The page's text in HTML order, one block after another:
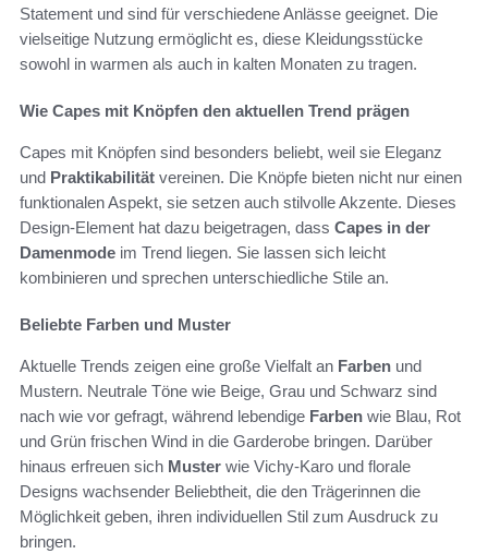
Statement und sind für verschiedene Anlässe geeignet. Die
vielseitige Nutzung ermöglicht es, diese Kleidungsstücke
sowohl in warmen als auch in kalten Monaten zu tragen.
Wie Capes mit Knöpfen den aktuellen Trend prägen
Capes mit Knöpfen sind besonders beliebt, weil sie Eleganz
und Praktikabilität vereinen. Die Knöpfe bieten nicht nur einen
funktionalen Aspekt, sie setzen auch stilvolle Akzente. Dieses
Design-Element hat dazu beigetragen, dass Capes in der
Damenmode im Trend liegen. Sie lassen sich leicht
kombinieren und sprechen unterschiedliche Stile an.
Beliebte Farben und Muster
Aktuelle Trends zeigen eine große Vielfalt an Farben und
Mustern. Neutrale Töne wie Beige, Grau und Schwarz sind
nach wie vor gefragt, während lebendige Farben wie Blau, Rot
und Grün frischen Wind in die Garderobe bringen. Darüber
hinaus erfreuen sich Muster wie Vichy-Karo und florale
Designs wachsender Beliebtheit, die den Trägerinnen die
Möglichkeit geben, ihren individuellen Stil zum Ausdruck zu
bringen.